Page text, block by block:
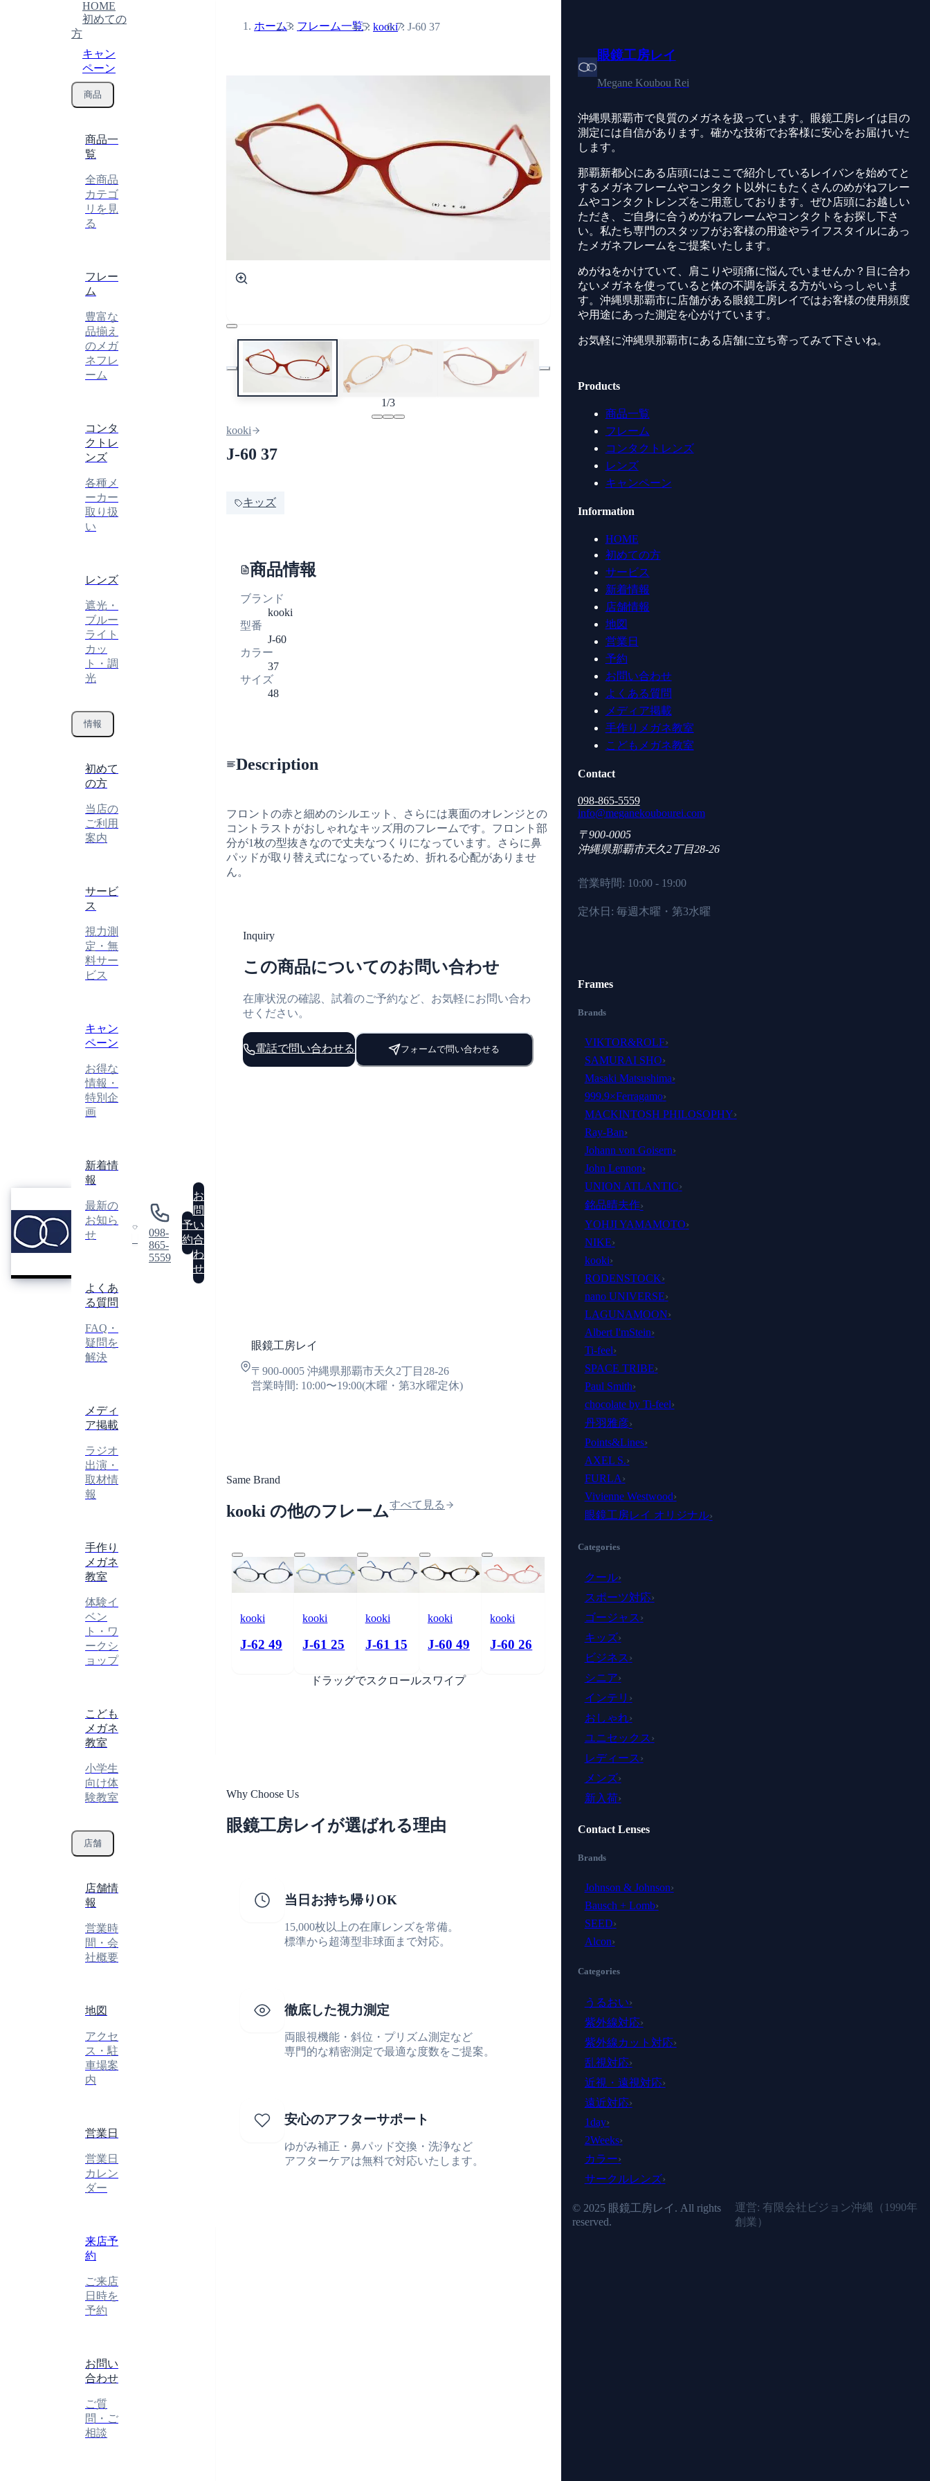
GLASSES
ATELIER
REI
HOME
初めての
方
キャン
ペーン
商品
商品一
覧
全商品
カテゴ
リを見
る
フレー
ム
豊富な
品揃え
のメガ
ネフレ
ーム
コンタ
クトレ
ンズ
各種メ
ーカー
取り扱
い
レンズ
遮光・
ブルー
ライト
カッ
ト・調
光
情報
初めて
の方
当店の
ご利用
案内
サービ
ス
視力測
定・無
料サー
ビス
キャン
ペーン
お得な
情報・
特別企
画
新着情
報
最新の
お知ら
せ
よくあ
る質問
FAQ・
疑問を
解決
メディ
ア掲載
ラジオ
出演・
取材情
報
手作り
メガネ
教室
体験イ
ベン
ト・ワ
ークシ
ョップ
こども
メガネ
教室
小学生
向け体
験教室
店舗
店舗情
報
営業時
間・会
社概要
地図
アクセ
ス・駐
車場案
内
営業日
営業日
カレン
ダー
来店予
約
ご来店
日時を
予約
お問い
合わせ
ご質
問・ご
相談
098-
865-
5559
予
約
お
問
い
合
わ
せ
ホーム フレーム一覧 kooki J-60 37
1/3
kooki
J-60 37
キッズ
商品情報
ブランド
kooki
型番
J-60
カラー
37
サイズ
48
Description
フロントの赤と細めのシルエット、さらには裏面のオレンジとの
コントラストがおしゃれなキッズ用のフレームです。フロント部
分が1枚の型抜きなので丈夫なつくりになっています。さらに鼻
パッドが取り替え式になっているため、折れる心配がありませ
ん。
Inquiry
この商品についてのお問い合わせ
在庫状況の確認、試着のご予約など、お気軽にお問い合わ
せください。
電話で問い合わせる フォームで問い合わせる
電話番号※いずれか必須
眼鏡工房レイ
〒900-0005 沖縄県那覇市天久2丁目28-26
営業時間: 10:00〜19:00(木曜・第3水曜定休)
Same Brand
kooki の他のフレームすべて見る
kooki
J-62 49
kooki
J-61 25
kooki
J-61 15
kooki
J-60 49
kooki
J-60 26
ドラッグでスクロールスワイプ
Why Choose Us
眼鏡工房レイが選ばれる理由
当日お持ち帰りOK
15,000枚以上の在庫レンズを常備。
標準から超薄型非球面まで対応。
徹底した視力測定
両眼視機能・斜位・プリズム測定など
専門的な精密測定で最適な度数をご提案。
安心のアフターサポート
ゆがみ補正・鼻パッド交換・洗浄など
アフターケアは無料で対応いたします。
眼鏡工房レイ
Megane Koubou Rei
沖縄県那覇市で良質のメガネを扱っています。眼鏡工房レイは目の
測定には自信があります。確かな技術でお客様に安心をお届けいた
します。
那覇新都心にある店頭にはここで紹介しているレイバンを始めてと
するメガネフレームやコンタクト以外にもたくさんのめがねフレー
ムやコンタクトレンズをご用意しております。ぜひ店頭にお越しい
ただき、ご自身に合うめがねフレームやコンタクトをお探し下さ
い。私たち専門のスタッフがお客様の用途やライフスタイルにあっ
たメガネフレームをご提案いたします。
めがねをかけていて、肩こりや頭痛に悩んでいませんか？目に合わ
ないメガネを使っていると体の不調を訴える方がいらっしゃいま
す。沖縄県那覇市に店舗がある眼鏡工房レイではお客様の使用頻度
や用途にあった測定を心がけています。
お気軽に沖縄県那覇市にある店舗に立ち寄ってみて下さいね。
Products
商品一覧
フレーム
コンタクトレンズ
レンズ
キャンペーン
Information
HOME
初めての方
サービス
新着情報
店舗情報
地図
営業日
予約
お問い合わせ
よくある質問
メディア掲載
手作りメガネ教室
こどもメガネ教室
Contact
098-865-5559
info@meganekoubourei.com
〒900-0005
沖縄県那覇市天久2丁目28-26
営業時間: 10:00 - 19:00
定休日: 毎週木曜・第3水曜
Frames
Brands
VIKTOR&ROLF›
SAMURAI SHO›
Masaki Matsushima›
999.9×Ferragamo›
MACKINTOSH PHILOSOPHY›
Ray-Ban›
Johann von Goisern›
John Lennon›
UNION ATLANTIC›
銘品晴夫作›
YOHJI YAMAMOTO›
NIKE›
kooki›
RODENSTOCK›
nano UNIVERSE›
LAGUNAMOON›
Albert I'mStein›
Ti-feel›
SPACE TRIBE›
Paul Smith›
chocolate by Ti-feel›
丹羽雅彦›
Points&Lines›
AXEL S.›
FURLA›
Vivienne Westwood›
眼鏡工房レイ オリジナル›
Categories
クール›
スポーツ対応›
ゴージャス ›
キッズ›
ビジネス ›
シニア›
インテリ ›
おしゃれ›
ユニセックス ›
レディース ›
メンズ›
新入荷›
Contact Lenses
Brands
Johnson & Johnson›
Bausch + Lomb›
SEED›
Alcon›
Categories
うるおい›
紫外線対応›
紫外線カット対応›
乱視対応›
近視・遠視対応›
遠近対応›
1day›
2Weeks›
カラー›
サークルレンズ›
© 2025 眼鏡工房レイ. All rights
reserved.
運営: 有限会社ビジョン沖縄（ 1990年
創業）